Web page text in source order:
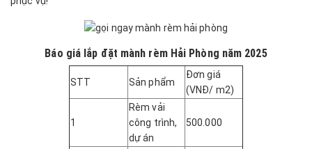
Báo giá lắp đặt mành rèm Hải Phòng năm 2025
STT Sản phẩm
Đơn giá
(VNĐ/ m2)
1
Rèm vải
công trình,
dự án
500.000